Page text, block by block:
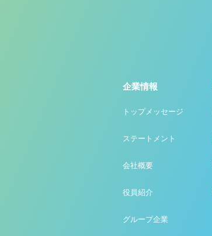
企業情報
トップメッセージ
ステートメント
会社概要
役員紹介
グループ企業